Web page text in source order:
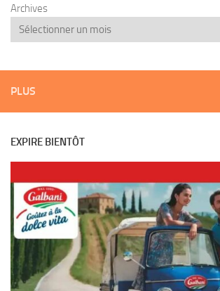
Archives
PLUS
EXPIRE BIENTÔT